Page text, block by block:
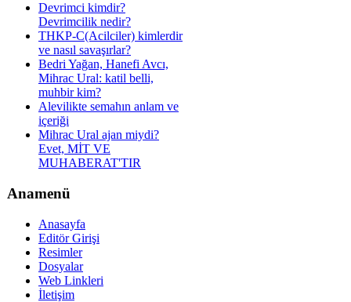
Devrimci kimdir?
Devrimcilik nedir?
THKP-C(Acilciler) kimlerdir
ve nasıl savaşırlar?
Bedri Yağan, Hanefi Avcı,
Mihrac Ural: katil belli,
muhbir kim?
Alevilikte semahın anlam ve
içeriği
Mihrac Ural ajan miydi?
Evet, MİT VE
MUHABERAT'TIR
Anamenü
Anasayfa
Editör Girişi
Resimler
Dosyalar
Web Linkleri
İletişim